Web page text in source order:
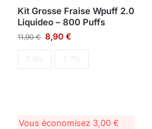
Kit Grosse Fraise Wpuff 2.0
Liquideo – 800 Puffs
11,90€ 8,90€
Vous économisez 3,00€